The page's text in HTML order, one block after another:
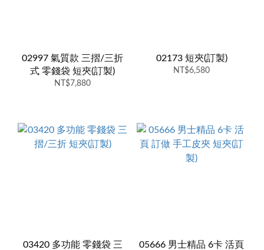
02997 氣質款 三摺/三折
式 零錢袋 短夾(訂製)
NT$7,880
02173 短夾(訂製)
NT$6,580
03420 多功能 零錢袋 三
05666 男士精品 6卡 活頁